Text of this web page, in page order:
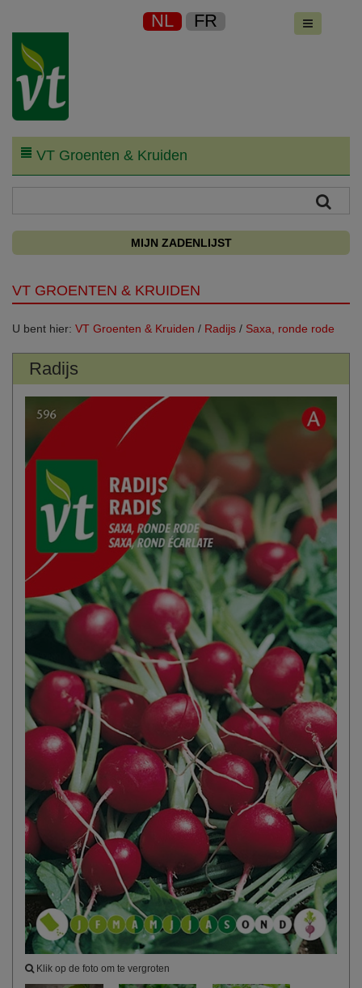
NL FR
VT Groenten & Kruiden
MIJN ZADENLIJST
VT GROENTEN & KRUIDEN
U bent hier: VT Groenten & Kruiden / Radijs / Saxa, ronde rode
Radijs
Klik op de foto om te vergroten